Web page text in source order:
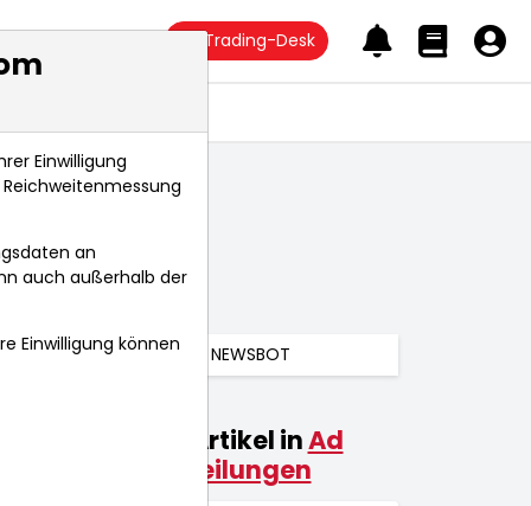
Trading-Desk
NEWSBOT
Weitere Artikel inAd
hoc-Mitteilungen
Einwilligung
an
auch außerhalb der
Einwilligung können